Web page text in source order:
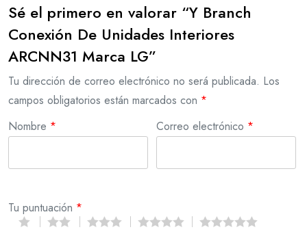
Sé el primero en valorar “Y Branch
Conexión De Unidades Interiores
ARCNN31 Marca LG”
Tu dirección de correo electrónico no será publicada. Los
campos obligatorios están marcados con *
Nombre * Correo electrónico *
Tu puntuación *